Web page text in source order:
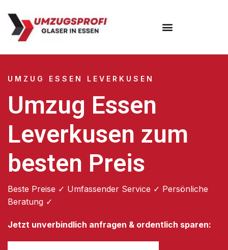
UMZUG ESSEN LEVERKUSEN
Umzug Essen
Leverkusen zum
besten Preis
Beste Preise ✓ Umfassender Service ✓ Persönliche
Beratung ✓
Jetzt unverbindlich anfragen & ordentlich sparen: